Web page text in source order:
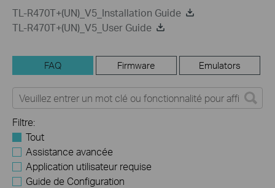
TL-R470T+(UN)_V5_Installation Guide
TL-R470T+(UN)_V5_User Guide
FAQ Firmware Emulators
Filtre:
Tout
Assistance avancée
Application utilisateur requise
Guide de Configuration